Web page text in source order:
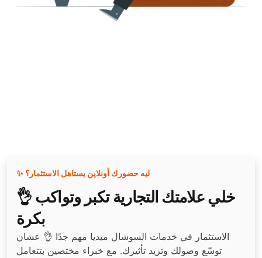
✨ ليه حضورك أونلاين يستاهل الاستثمار؟
👌 خلي علامتك التجارية تكبر وتواكب
بكرة
الاستثمار في خدمات السوشال ميديا مهم جدًا 👌 عشان
توسّع وصولك وتزيد تأثيرك. مع خبراء مختصين بتتعامل